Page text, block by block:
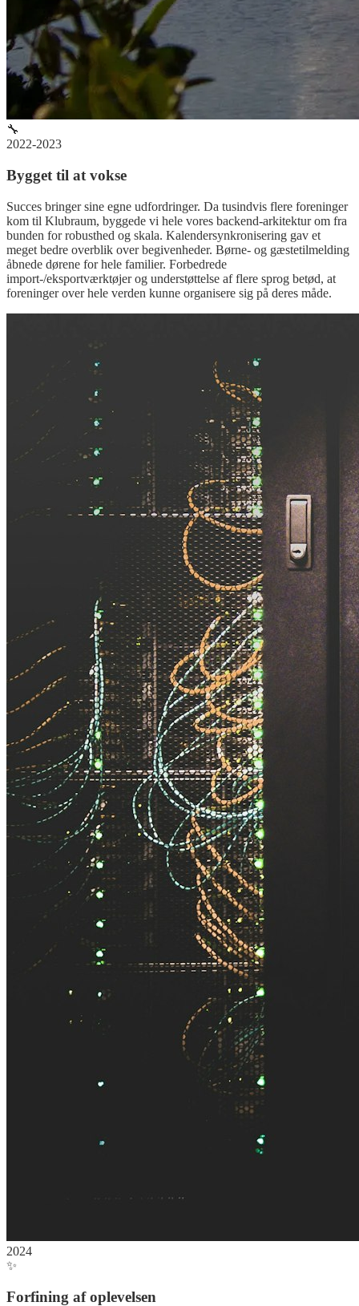
🔧
2022-2023
Bygget til at vokse
Succes bringer sine egne udfordringer. Da tusindvis flere foreninger
kom til Klubraum, byggede vi hele vores backend-arkitektur om fra
bunden for robusthed og skala. Kalendersynkronisering gav et
meget bedre overblik over begivenheder. Børne- og gæstetilmelding
åbnede dørene for hele familier. Forbedrede
import-/eksportværktøjer og understøttelse af flere sprog betød, at
foreninger over hele verden kunne organisere sig på deres måde.
2024
✨
Forfining af oplevelsen